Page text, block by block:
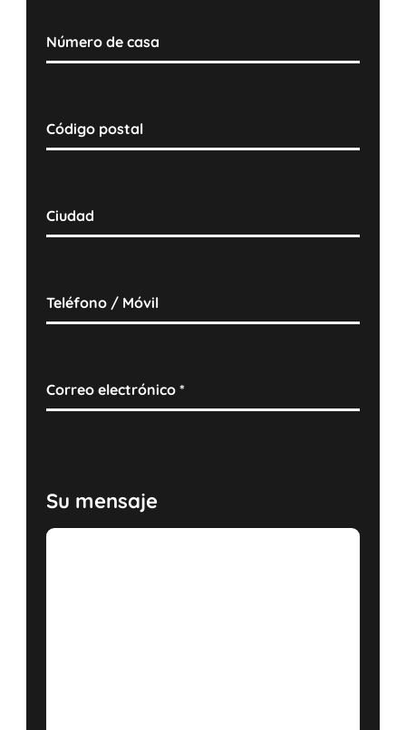
Número de casa
Código postal
Ciudad
Teléfono / Móvil
Correo electrónico*
Su mensaje